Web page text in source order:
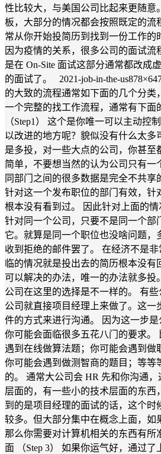
性比较大，与美国公司比起来更随意
板，大部分的情况都会按照既定的流
常从你开始投简历到找到一份工作的
因为疫情的关系，很多公司的面试流
是在 On-Site 面试这部分通常都改成
的面试了。 2021-job-in-the-
的大致的流程通常如下面的几个分类
一个完整的找工作流程，通常有下面
（Step1） 这个是你唯一可以主动控
以改进的地方呢？貌似没有什么太多
是多投，对一些大点的公司，你甚至
简单，不要想当然的认为公司只有一
同部门之间的很多数据是完全不共享
针对这一个发布职位的部门有效，针
根本没有看到过。 因此针对上面的情
针对同一个公司，只要不是同一个部
它。就算是同一个职位也没啥问题，
收到拒绝的邮件罢了。 在经济不是
临的情况就是投出去的简历根本没有
可以解决的办法，唯一的办法就多投
公司在这里的选择是不一样的。 有
公司就直接项目经理上来做了。这一
件的方式来进行沟通。 因为这一步
你可能会面临很多五花八门的要求。
遇到在线做算法题；你可能会遇到做
你可能会遇到做测智商的题目；等等
的。 通常大公司会 HR 先和你沟通
层面的，有一些小的技术层面的东西
到的是项目经理的面试的话，这个时
较多。但大部分集中在概念上面，如
那么你需要对计算机相关的东西有所
面 （Step 3） 如果你运气好，通过